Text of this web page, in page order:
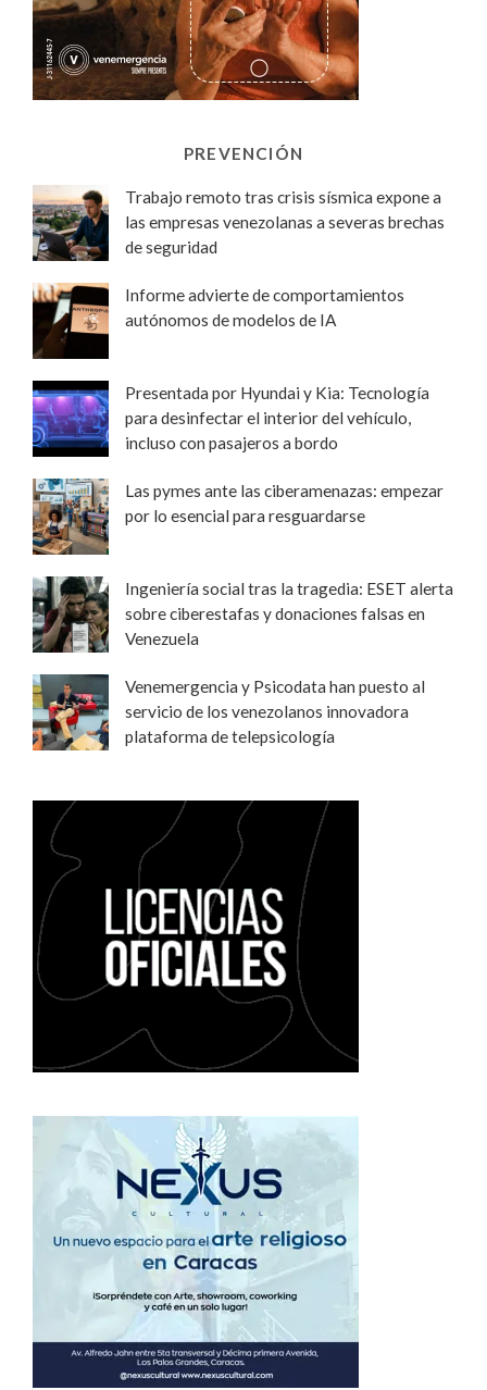
PREVENCIÓN
Trabajo remoto tras crisis sísmica expone a
las empresas venezolanas a severas brechas
de seguridad
Informe advierte de comportamientos
autónomos de modelos de IA
Presentada por Hyundai y Kia: Tecnología
para desinfectar el interior del vehículo,
incluso con pasajeros a bordo
Las pymes ante las ciberamenazas: empezar
por lo esencial para resguardarse
Ingeniería social tras la tragedia: ESET alerta
sobre ciberestafas y donaciones falsas en
Venezuela
Venemergencia y Psicodata han puesto al
servicio de los venezolanos innovadora
plataforma de telepsicología